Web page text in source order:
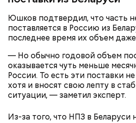
Юшков подтвердил, что часть
поставляется в Россию из
последнее время их объем даже
— Но обычно годовой объем
оказывается чуть меньше
России. То есть эти поставки
хотя и вносят свою лепту в
ситуации, — заметил эксперт.
Из-за того, что НПЗ в Беларуси
От безналичных денег
тем, что они хранятся на
счетах коммерческих банков. На
деньги могут начислять кешбэк
цифрового рубля есть